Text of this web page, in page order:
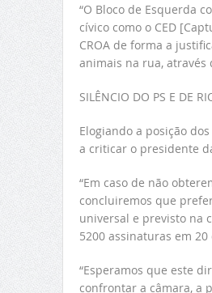
“O Bloco de Esquerda
cívico como o CED
CROA de forma a
animais na rua, através
SILÊNCIO DO PS E DE
Elogiando a posição
a criticar o presidente
“Em caso de não
concluiremos que
universal e previsto na
5200 assinaturas em 20
“Esperamos que este
confrontar a câmara, a